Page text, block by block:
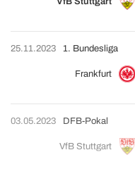
25.11.2023
Frankfurt
1. Bundesliga
03.05.2023
VfB Stuttgart
DFB-Pokal